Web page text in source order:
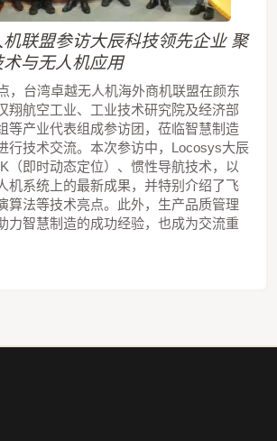
机联盟参访大辰科技领先企业 聚
与无人机应用
，台湾卓越无人机海外商机联盟在颜东
翔航空工业、工业技术研究院及经济部
等产业代表组成参访团，莅临智慧制造
行技术交流。本次参访中，Locosys大辰
（即时动态定位）、惯性导航技术，以
机系统上的最新成果，并特别介绍了飞
算法等技术亮点。此外，生产品质管理
力智慧制造的成功经验，也成为交流重